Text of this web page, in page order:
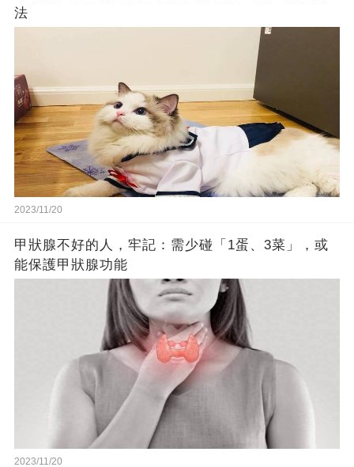
法
2023/11/20
甲狀腺不好的人，牢記：需少碰「1蛋、3菜」，或
能保護甲狀腺功能
2023/11/20